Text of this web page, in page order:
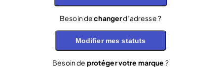
Besoin dechangerd’adresse ?
Modifier mes statuts
Besoin de protéger votre marque ?